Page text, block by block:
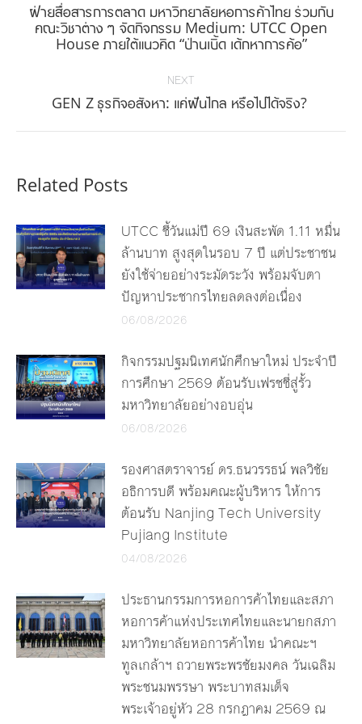
Previous
post:
ฝ่ายสื่อสารการตลาด มหาวิทยาลัยหอการค้าไทย ร่วมกับ
คณะวิชาต่าง ๆ จัดกิจกรรม Medium: UTCC Open
House ภายใต้แนวคิด “ป่านเบิ้ด เด้กหาการค้อ”
NEXT
Next
GEN Z ธุรกิจอสังหา: แค่ฝันไกล หรือไปได้จริง?
Related Posts
UTCC ชี้วันแม่ปี 69 เงินสะพัด 1.11 หมื่น
ล้านบาท สูงสุดในรอบ 7 ปี แต่ประชาชน
ยังใช้จ่ายอย่างระมัดระวัง พร้อมจับตา
ปัญหาประชากรไทยลดลงต่อเนื่อง
06/08/2026
กิจกรรมปฐมนิเทศนักศึกษาใหม่ ประจำปี
การศึกษา 2569 ต้อนรับเฟรชชี่สู่รั้ว
มหาวิทยาลัยอย่างอบอุ่น
06/08/2026
รองศาสตราจารย์ ดร.ธนวรรธน์ พลวิชัย
อธิการบดี พร้อมคณะผู้บริหาร ให้การ
ต้อนรับ Nanjing Tech University
Pujiang Institute
04/08/2026
ประธานกรรมการหอการค้าไทยและสภา
หอการค้าแห่งประเทศไทยและนายกสภา
มหาวิทยาลัยหอการค้าไทย นำคณะฯ
ทูลเกล้าฯ ถวายพระพรชัยมงคล วันเฉลิม
พระชนมพรรษา พระบาทสมเด็จ
พระเจ้าอยู่หัว 28 กรกฎาคม 2569 ณ